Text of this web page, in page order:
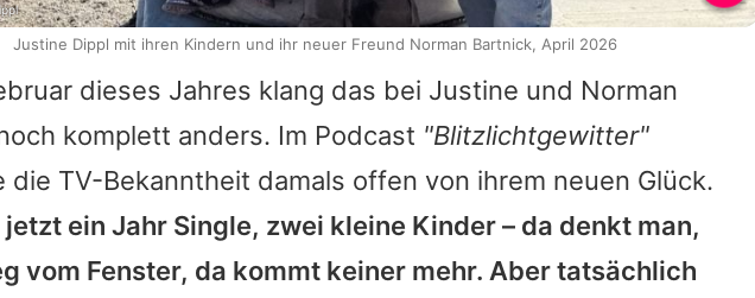
dieses Jahres klang das bei Justine und Norman
komplett anders. Im Podcast "Blitzlichtgewitter"
die TV-Bekanntheit damals offen von ihrem neuen Glück.
ein Jahr Single, zwei kleine Kinder – da denkt man,
vom Fenster, da kommt keiner mehr. Aber tatsächlich
Justine Dippl mit ihren Kindern und ihr neuer Freund Norman Bartnick, April 2026